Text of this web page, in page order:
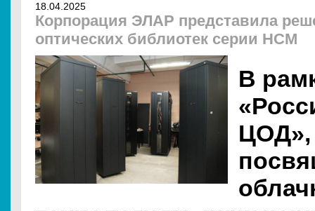
18.04.2025
Корпорация ЭЛАР представила
оптических библиотек серии НСМ
В
ЦОД»,